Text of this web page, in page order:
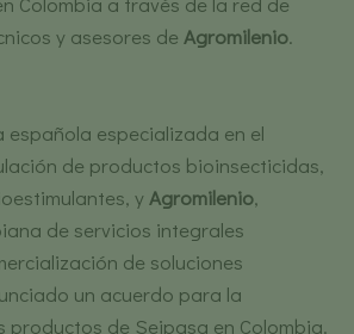
y asesores de Agromilenio.
española especializada en el
de productos bioinsecticidas,
yAgromilenio,
de servicios integrales
de soluciones
un acuerdo para la
productos de Seipasa en Colombia.